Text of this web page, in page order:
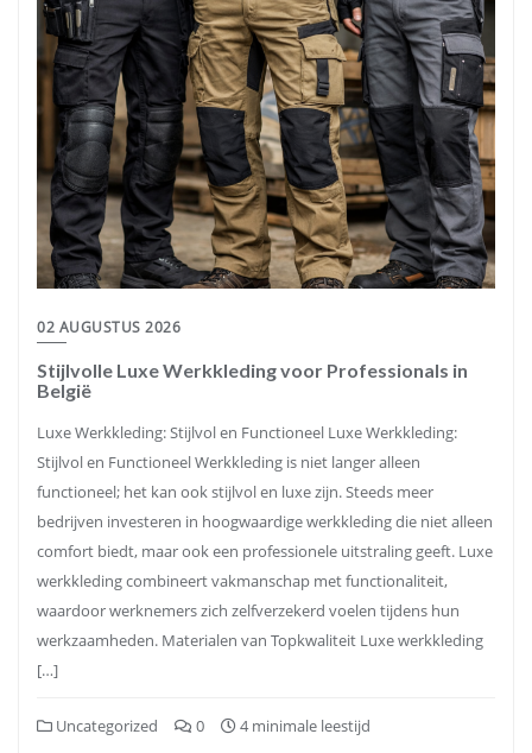
02 AUGUSTUS 2026
Stijlvolle Luxe Werkkleding voor Professionals in
België
Luxe Werkkleding: Stijlvol en Functioneel Luxe Werkkleding:
Stijlvol en Functioneel Werkkleding is niet langer alleen
functioneel; het kan ook stijlvol en luxe zijn. Steeds meer
bedrijven investeren in hoogwaardige werkkleding die niet alleen
comfort biedt, maar ook een professionele uitstraling geeft. Luxe
werkkleding combineert vakmanschap met functionaliteit,
waardoor werknemers zich zelfverzekerd voelen tijdens hun
werkzaamheden. Materialen van Topkwaliteit Luxe werkkleding
[…]
Uncategorized 0 4 minimale leestijd